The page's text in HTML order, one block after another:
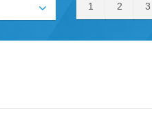
1 2 3